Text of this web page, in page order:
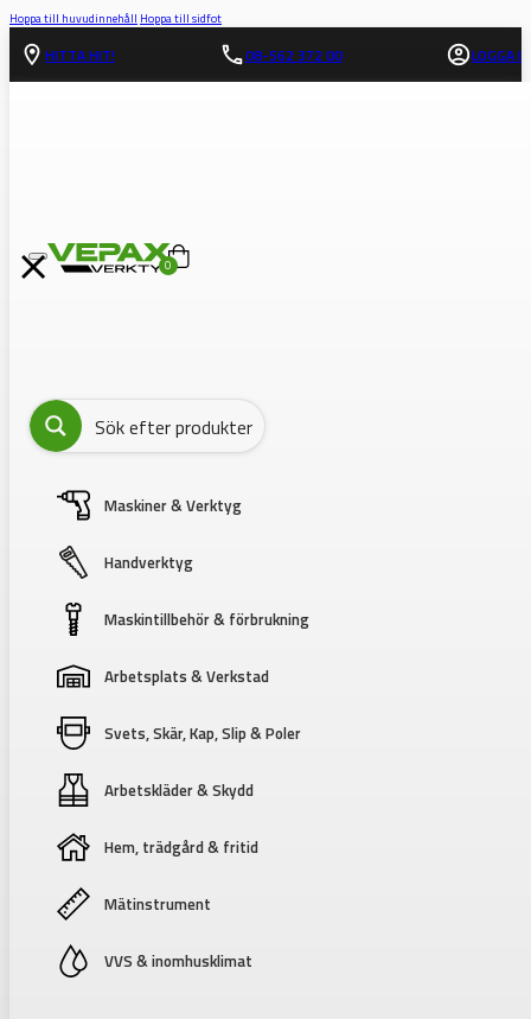
Hoppa till huvudinnehåll Hoppa till sidfot
HITTA HIT! 08-562 372 00 LOGGA IN
0
Maskiner & Verktyg
Handverktyg
Maskintillbehör & förbrukning
Arbetsplats & Verkstad
Svets, Skär, Kap, Slip & Poler
Arbetskläder & Skydd
Hem, trädgård & fritid
Mätinstrument
VVS & inomhusklimat